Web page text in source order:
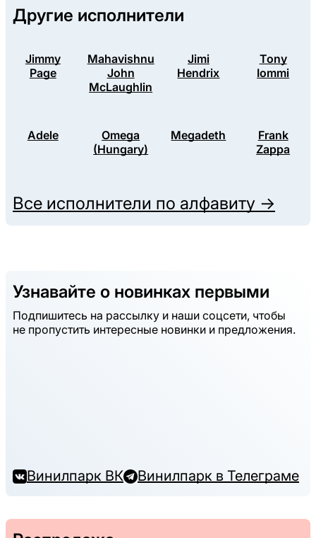
Другие исполнители
Jimmy
Page
Mahavishnu
John
McLaughlin
Jimi
Hendrix
Tony
Iommi
Adele
Omega
(Hungary)
Megadeth
Frank
Zappa
Все исполнители по алфавиту →
Узнавайте о новинках первыми
Подпишитесь на рассылку и наши соцсети, чтобы
не пропустить интересные новинки и предложения.
Винилпарк ВК Винилпарк в Телеграме